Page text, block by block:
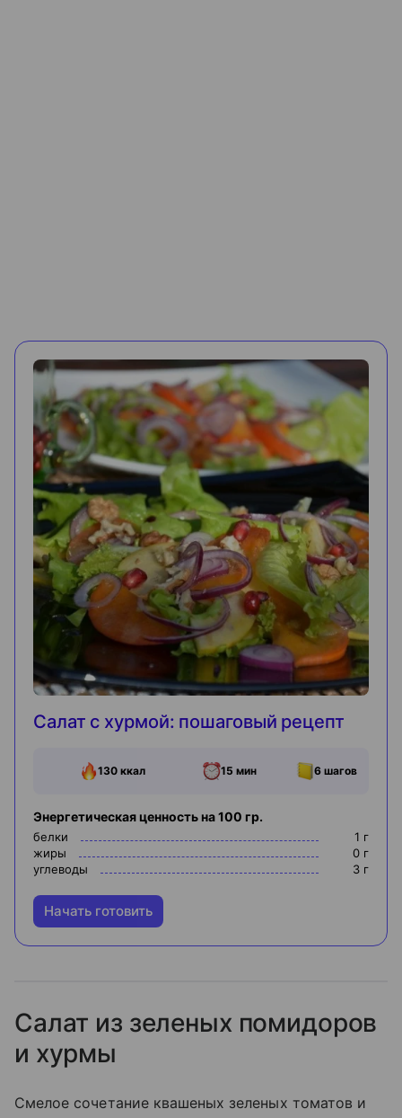
Салат с хурмой: пошаговый рецепт
130ккал 15 мин 6 шагов
Энергетическая ценность на 100 гр.
белки 1 г
жиры
0 г
углеводы
3 г
Начать готовить
Салат из зеленых помидоров
и хурмы
Смелое сочетание квашеных зеленых томатов и